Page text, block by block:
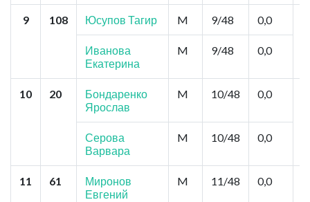
9 108 Юсупов Тагир M 9/48 0,0
Иванова
Екатерина
M 9/48 0,0
10 20
Бондаренко
Ярослав
M 10/48 0,0
Серова
Варвара
M 10/48 0,0
11 61
Миронов
Евгений
M 11/48 0,0